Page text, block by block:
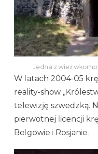
Jedna z wież
W latach 2004-05
reality-show
telewizję szwedzką.
pierwotnej licencji
Belgowie i Rosjanie.